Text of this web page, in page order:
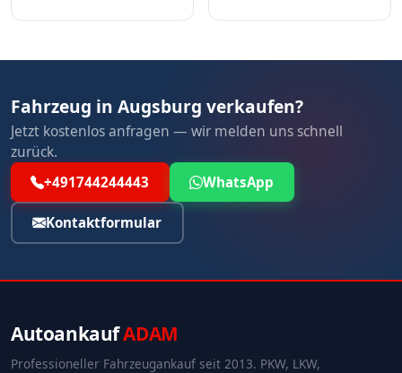
Fahrzeug in Augsburg verkaufen?
Jetzt kostenlos anfragen — wir melden uns schnell
zurück.
+491744244443 WhatsApp
Kontaktformular
AutoankaufADAM
Professioneller Fahrzeugankauf seit 2013. PKW, LKW,